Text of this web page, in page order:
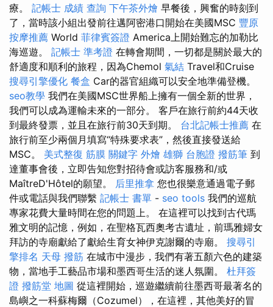
療。 記帳士 成績 查詢 下午茶外燴 早餐後，興奮的時刻到
了，當時該小組出發前往邁阿密港口開始在美國MSC 豐原
按摩推薦 World 菲律賓簽證 America上開始難忘的加勒比
海巡遊。 記帳士 準考證 在轉會期間，一切都是關於最大的
舒適度和順利的旅程，因為Chemol 氣結 Travel和Cruise
搜尋引擎優化 餐盒 Car的器官組織可以安全地準備登機。
seo教學 我們在美國MSC世界船上擁有一個全新的世界，
我們可以成為運輸未來的一部分。 客戶在旅行前約44天收
到最終發票，並且在旅行前30天到期。 台北記帳士推薦 在
旅行前至少兩個月填寫“特殊要求表”，然後直接發送給
MSC。 美式整復 筋膜 關鍵字 外燴 雄獅 台胞證 撥筋筆 到
達董事會後，立即告知您對招待會或訪客服務和/或
MaîtreD'Hôtel的願望。 后里推拿 您也很樂意通過電子郵
件或電話與我們聯繫 記帳士 書單 - seo tools 我們的巡航
專家花費大量時間在您的問題上。 在這裡可以找到古代瑪
雅文明的記憶，例如，在聖格瓦西奧考古遺址，前瑪雅婦女
拜訪的寺廟獻給了獻給生育女神伊克謝爾的寺廟。 搜尋引
擎排名 天母 撥筋 在城市中漫步，我們有著五顏六色的建築
物，當地手工藝品市場和墨西哥生活的迷人氛圍。 杜拜簽
證 撥筋堂 地圖 從這裡開始，巡遊繼續前往墨西哥最著名的
島嶼之一科蘇梅爾（Cozumel），在這裡，其他美好的冒